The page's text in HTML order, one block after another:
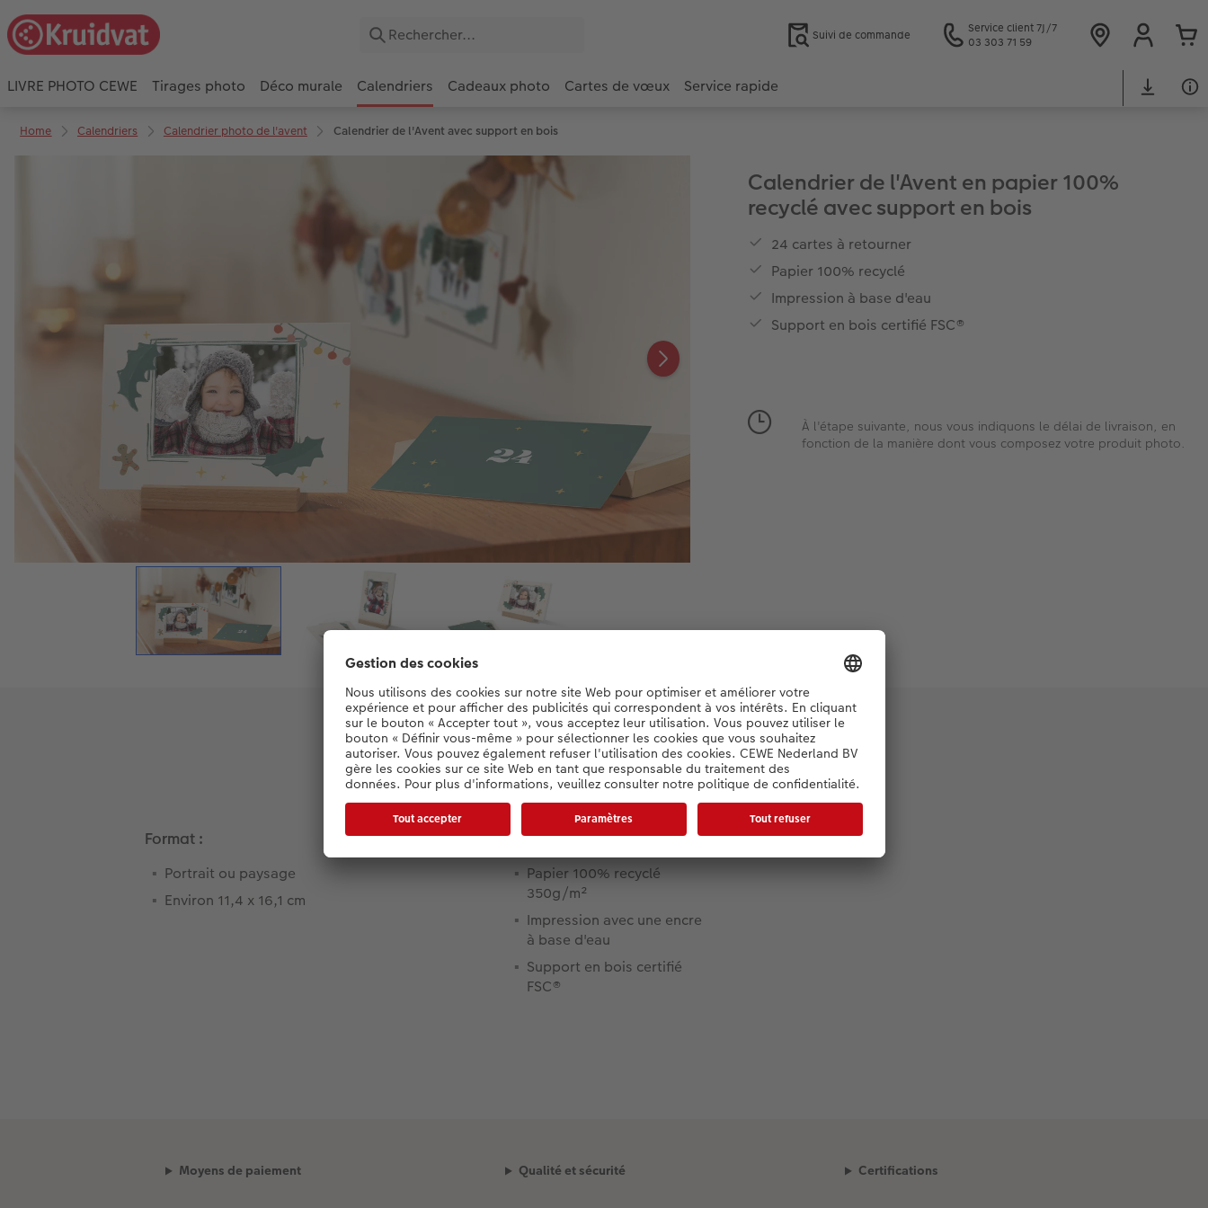
Suivi de commande
Service client 7J/7
03 303 71 59
LIVRE PHOTO CEWE Tirages photo Déco murale Calendriers Cadeaux photo Cartes de vœux Service rapide
Home Calendriers Calendrier photo de l'avent Calendrier de l'Avent avec support en bois
Calendrier de l'Avent en papier 100%
recyclé avec support en bois
24 cartes à retourner
Papier 100% recyclé
Impression à base d'eau
Support en bois certifié FSC®
À l'étape suivante, nous vous indiquons le délai de livraison, en
fonction de la manière dont vous composez votre produit photo.
Informations produit :
Format :
Portrait ou paysage
Environ 11,4 x 16,1 cm
Matériau :
Papier 100% recyclé
350g/m²
Impression avec une encre
à base d'eau
Support en bois certifié
FSC®
Moyens de paiement Qualité et sécurité Certifications